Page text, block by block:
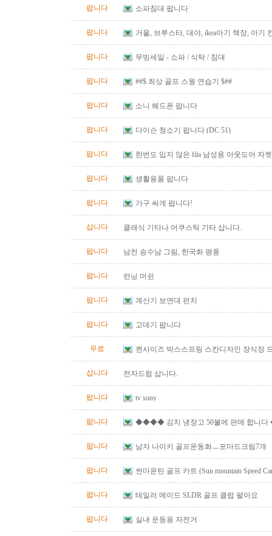
팝니다 소파침대 팝니다
팝니다 거울, 브루스타, 대야, ikea아기 책장, 아기
팝니다 무빙세일 - 소파 / 식탁 / 침대
팝니다 ##$ 최상 골프 스웡 연습기 $##
팝니다 소니 헤드폰 팝니다
팝니다 다이슨 청소기 팝니다 (DC 51)
팝니다
한번도 입지 않은 fila 남성용 아웃도어 자
팝니다
생활용품 팝니다
팝니다 가구 싸게 팝니다!
삽니다 클래식 기타나 어쿠스틱 기타 삽니다.
팝니다 남천 송수남 그림, 한국화 평풍
팝니다 런닝 머쉰
팝니다 계산기 보면대 펀치
팝니다 고데기 팝니다
무료 퀸사이즈 박스스프링 스칸디자인 장식장
삽니다 전자드럼 삽니다.
팝니다 tv sony
팝니다 ◆◆◆◆ 김치 냉장고 50불에 판매 합니
팝니다 남자 나이키 골프운동화ㅡ포마드크림7개
팝니다 썬마운틴 골프 카트 (Sun mountain Speed
팝니다 테일러 메이드 SLDR 골프 클럽 팔아요
팝니다 실내 운동용 자전거